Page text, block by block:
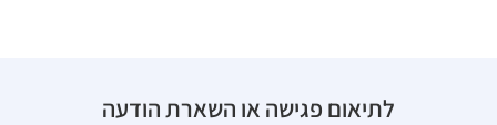
לתיאום פגישה או השארת הודעה